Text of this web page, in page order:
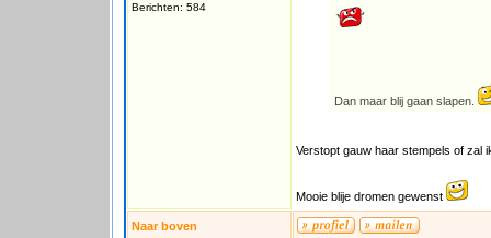
Berichten: 584
Dan maar blij gaan slapen.
Verstopt gauw haar stempels of zal
Mooie blije dromen gewenst
Naar boven